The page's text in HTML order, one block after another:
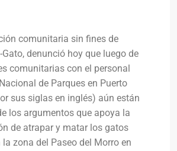
comunitaria sin fines de
Gato, denunció hoy que luego de
comunitarias con el personal
de Parques en Puerto
sus siglas en inglés) aún están
los argumentos que apoya la
de atrapar y matar los gatos
la zona del Paseo del Morro en